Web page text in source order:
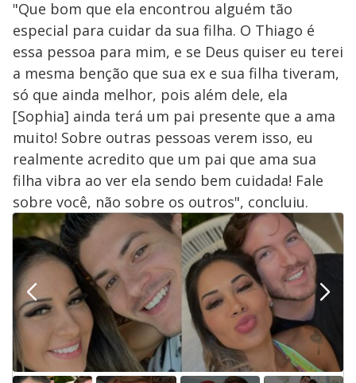
"Que bom que ela encontrou alguém tão
especial para cuidar da sua filha. O Thiago é
essa pessoa para mim, e se Deus quiser eu terei
a mesma benção que sua ex e sua filha tiveram,
só que ainda melhor, pois além dele, ela
[Sophia] ainda terá um pai presente que a ama
muito! Sobre outras pessoas verem isso, eu
realmente acredito que um pai que ama sua
filha vibra ao ver ela sendo bem cuidada! Fale
sobre você, não sobre os outros", concluiu.